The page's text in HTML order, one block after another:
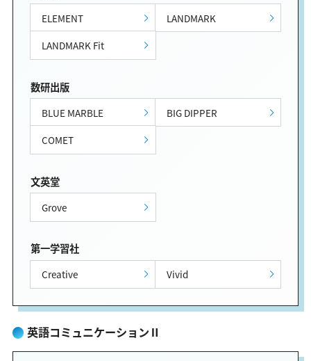
ELEMENT
LANDMARK
LANDMARK Fit
数研出版
BLUE MARBLE
BIG DIPPER
COMET
文英堂
Grove
第一学習社
Creative Vivid
英語コミュニケーションⅡ